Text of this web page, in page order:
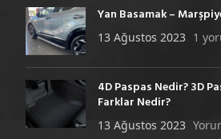
Yan Basamak –
13 Ağustos 2023 1
4D Paspas Nedir? 3D
Farklar Nedir?
13 Ağustos 2023